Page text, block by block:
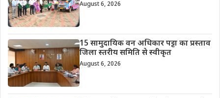
August 6, 2026
15 सामुदायिक वन अधिकार पट्टा का प्रस्ताव
जिला स्तरीय समिति से स्वीकृत
August 6, 2026